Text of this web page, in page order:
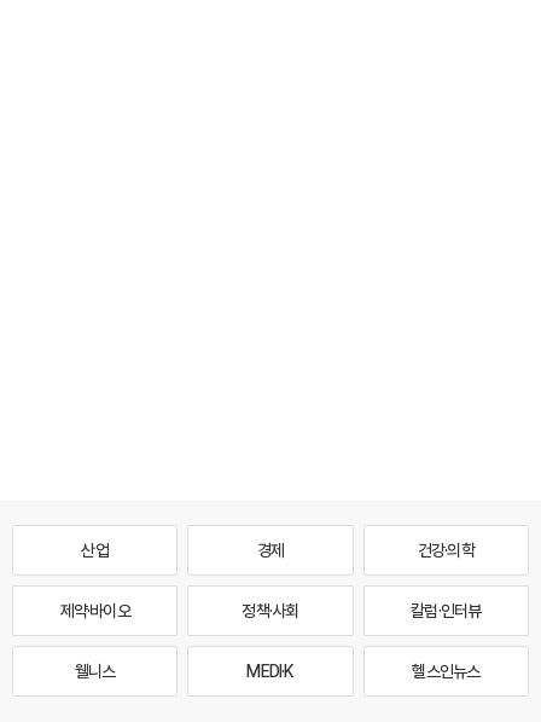
산업 경제 건강·의학
제약·바이오 정책·사회 칼럼·인터뷰
웰니스 MEDI·K 헬스인뉴스